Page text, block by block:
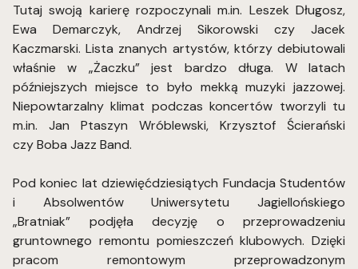
Tutaj swoją karierę rozpoczynali m.in. Leszek Długosz,
Ewa Demarczyk, Andrzej Sikorowski czy Jacek
Kaczmarski. Lista znanych artystów, którzy debiutowali
właśnie w „Żaczku” jest bardzo długa. W latach
późniejszych miejsce to było mekką muzyki jazzowej.
Niepowtarzalny klimat podczas koncertów tworzyli tu
m.in. Jan Ptaszyn Wróblewski, Krzysztof Ścierański
czy Boba Jazz Band.
Pod koniec lat dziewięćdziesiątych Fundacja Studentów
i Absolwentów Uniwersytetu Jagiellońskiego
„Bratniak” podjęła decyzję o przeprowadzeniu
gruntownego remontu pomieszczeń klubowych. Dzięki
pracom remontowym przeprowadzonym